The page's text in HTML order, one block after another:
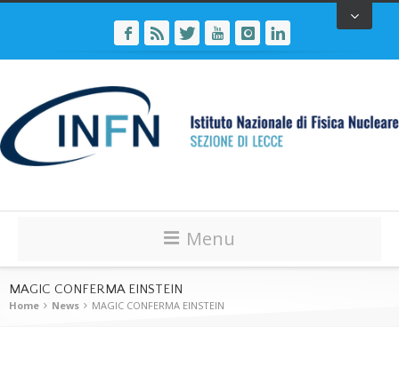
Menu
MAGIC CONFERMA EINSTEIN
Home News MAGIC CONFERMA EINSTEIN